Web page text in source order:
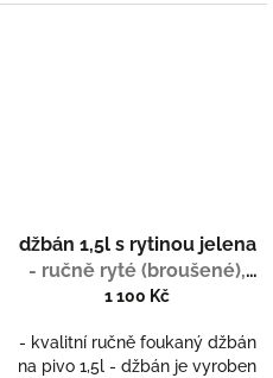
džbán 1,5l s rytinou jelena
- ručně ryté (broušené),
dárek pro myslivce
1 100 Kč
- kvalitní ručně foukaný džbán
na pivo 1,5l - džbán je vyroben